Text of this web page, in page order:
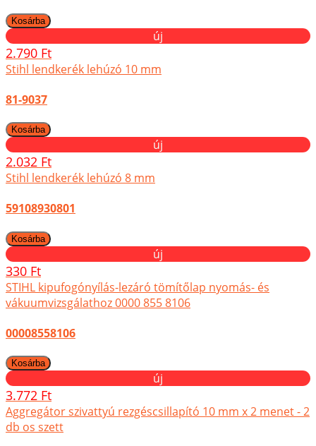
új
2.790 Ft
Stihl lendkerék lehúzó 10 mm
81-9037
új
2.032 Ft
Stihl lendkerék lehúzó 8 mm
59108930801
új
330 Ft
STIHL kipufogónyílás-lezáró tömítőlap nyomás- és
vákuumvizsgálathoz 0000 855 8106
00008558106
új
3.772 Ft
Aggregátor szivattyú rezgéscsillapító 10 mm x 2 menet - 2
db os szett